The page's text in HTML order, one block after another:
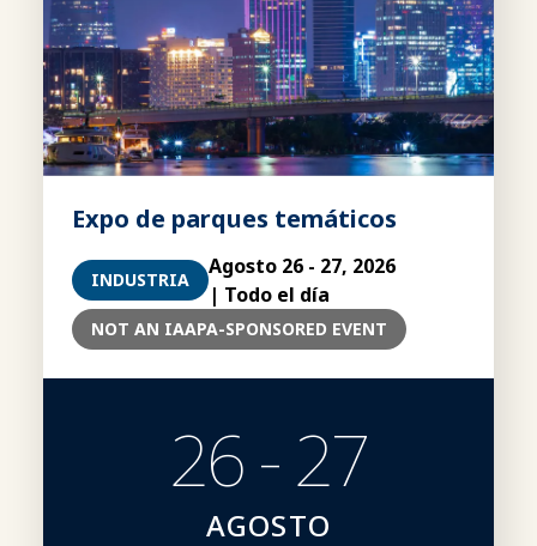
Expo de parques temáticos
INDUSTRIA
Agosto 26 - 27, 2026
| Todo el día
NOT AN IAAPA-SPONSORED EVENT
26 - 27
AGOSTO